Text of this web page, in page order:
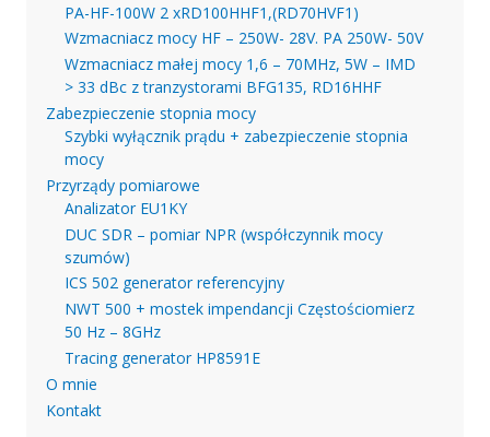
PA-HF-100W 2 xRD100HHF1,(RD70HVF1)
Wzmacniacz mocy HF – 250W- 28V. PA 250W- 50V
Wzmacniacz małej mocy 1,6 – 70MHz, 5W – IMD
> 33 dBc z tranzystorami BFG135, RD16HHF
Zabezpieczenie stopnia mocy
Szybki wyłącznik prądu + zabezpieczenie stopnia
mocy
Przyrządy pomiarowe
Analizator EU1KY
DUC SDR – pomiar NPR (współczynnik mocy
szumów)
ICS 502 generator referencyjny
NWT 500 + mostek impendancji Częstościomierz
50 Hz – 8GHz
Tracing generator HP8591E
O mnie
Kontakt